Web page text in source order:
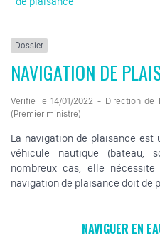
Dossier
NAVIGATION DE
Vérifié le 14/01/2022 - Direction
(Premier ministre)
La navigation de plaisance
véhicule nautique (bateau,
nombreux cas, elle
navigation de plaisance doit de
NAVIGUER EN